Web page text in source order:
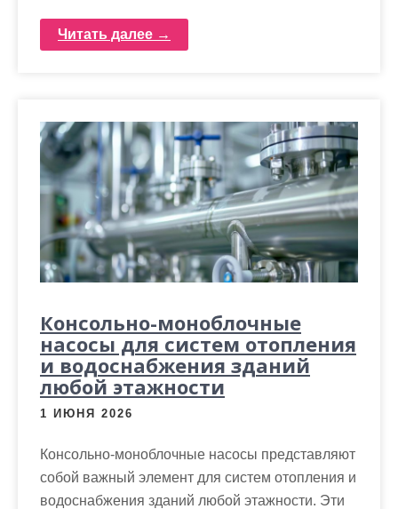
Читать далее →
Консольно-моноблочные
насосы для систем отопления
и водоснабжения зданий
любой этажности
1 ИЮНЯ 2026
Консольно-моноблочные насосы представляют
собой важный элемент для систем отопления и
водоснабжения зданий любой этажности. Эти